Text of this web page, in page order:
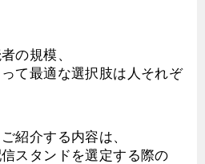
の規模、
て最適な選択肢は人それぞ
紹介する内容は、
スタンドを選定する際の